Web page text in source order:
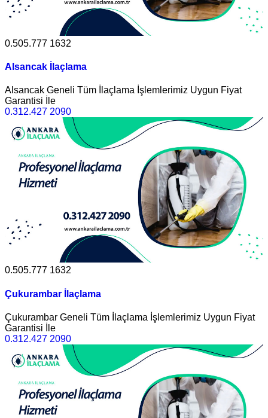
0.505.777 1632
Alsancak İlaçlama
Alsancak Geneli Tüm İlaçlama İşlemlerimiz Uygun Fiyat
Garantisi İle
0.312.427 2090
0.505.777 1632
Çukurambar İlaçlama
Çukurambar Geneli Tüm İlaçlama İşlemlerimiz Uygun Fiyat
Garantisi İle
0.312.427 2090